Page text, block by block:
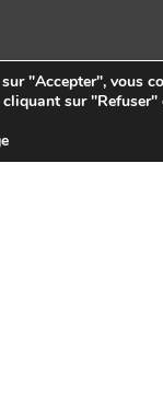
"Accepter", vous
sur